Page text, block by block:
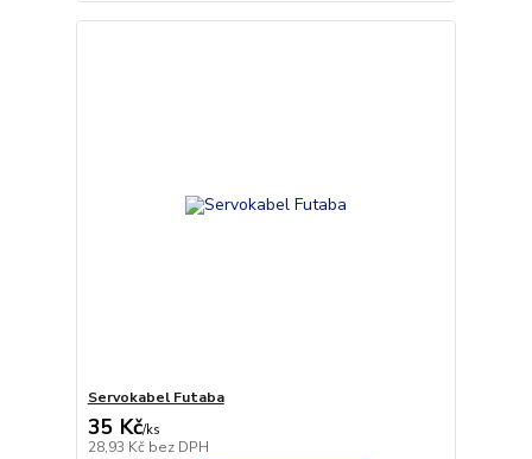
Servokabel Futaba
35 Kč/ks
28,93 Kč bez DPH